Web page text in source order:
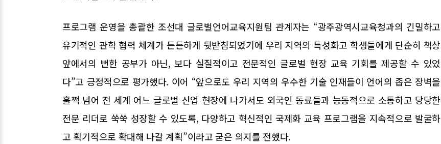
프로그램 운영을 총괄한 조선대 글로벌언어교육지원팀 관계자는 “광주광역시교육청과의 긴밀하고
유기적인 관학 협력 체계가 든든하게 뒷받침되었기에 우리 지역의 특성화고 학생들에게 단순히 책상
앞에서의 뻔한 공부가 아닌, 보다 실질적이고 전문적인 글로벌 현장 교육 기회를 제공할 수 있었
다”고 긍정적으로 평가했다. 이어 “앞으로도 우리 지역의 우수한 기술 인재들이 언어의 좁은 장벽을
훌쩍 넘어 전 세계 어느 글로벌 산업 현장에 나가서도 외국인 동료들과 능동적으로 소통하고 당당한
전문 리더로 쑥쑥 성장할 수 있도록, 다양하고 혁신적인 국제화 교육 프로그램을 지속적으로 발굴하
고 획기적으로 확대해 나갈 계획”이라고 굳은 의지를 전했다.